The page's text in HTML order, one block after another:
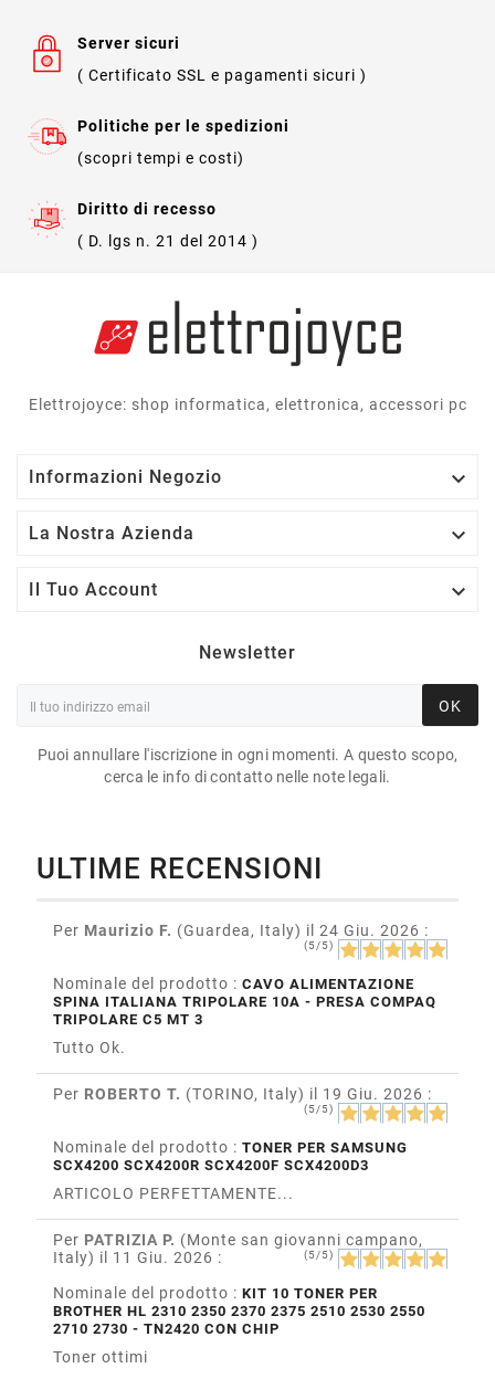
Server sicuri
( Certificato SSL e pagamenti sicuri )
Politiche per le spedizioni
(scopri tempi e costi)
Diritto di recesso
( D. lgs n. 21 del 2014 )
Elettrojoyce: shop informatica, elettronica, accessori pc
Informazioni Negozio 
La Nostra Azienda 
Il Tuo Account 
Newsletter
OK
Puoi annullare l'iscrizione in ogni momenti. A questo scopo,
cerca le info di contatto nelle note legali.
ULTIME RECENSIONI
Per Maurizio F. (Guardea, Italy) il 24 Giu. 2026 :
(5/5)
Nominale del prodotto : CAVO ALIMENTAZIONE
SPINA ITALIANA TRIPOLARE 10A - PRESA COMPAQ
TRIPOLARE C5 MT 3
Tutto Ok.
Per ROBERTO T. (TORINO, Italy) il 19 Giu. 2026 :
(5/5)
Nominale del prodotto : TONER PER SAMSUNG
SCX4200 SCX4200R SCX4200F SCX4200D3
ARTICOLO PERFETTAMENTE...
Per PATRIZIA P. (Monte san giovanni campano,
Italy) il 11 Giu. 2026 : (5/5)
Nominale del prodotto : KIT 10 TONER PER
BROTHER HL 2310 2350 2370 2375 2510 2530 2550
2710 2730 - TN2420 CON CHIP
Toner ottimi